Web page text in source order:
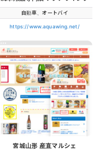
自動車、オートバイ
https://www.aquawing.net/
宮城山形 産直マルシェ